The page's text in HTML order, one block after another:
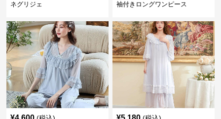
ネグリジェ
袖付きロングワンピース